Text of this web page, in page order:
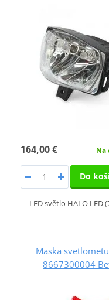
164,00 € Na
Do
LED světlo HALO LED
Maska svetlometu
8667300004